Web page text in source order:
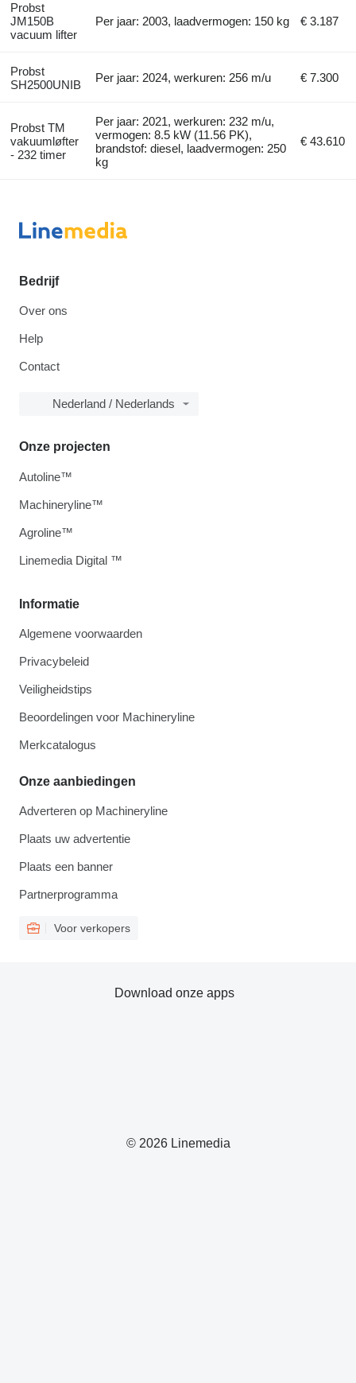
Probst
JM150B
vacuum lifter
Per jaar: 2003, laadvermogen: 150 kg € 3.187
Probst
SH2500UNIB
Per jaar: 2024, werkuren: 256 m/u € 7.300
Probst TM
vakuumløfter
- 232 timer
Per jaar: 2021, werkuren: 232 m/u,
vermogen: 8.5 kW (11.56 PK),
brandstof: diesel, laadvermogen: 250
kg
€ 43.610
Bedrijf
Over ons
Help
Contact
Nederland / Nederlands
Informatie
Algemene voorwaarden
Privacybeleid
Veiligheidstips
Beoordelingen voor Machineryline
Merkcatalogus
Onze aanbiedingen
Adverteren op Machineryline
Plaats uw advertentie
Plaats een banner
Partnerprogramma
Voor verkopers
Onze projecten
Autoline™
Machineryline™
Agroline™
Linemedia Digital ™
© 2026 Linemedia
Download onze apps